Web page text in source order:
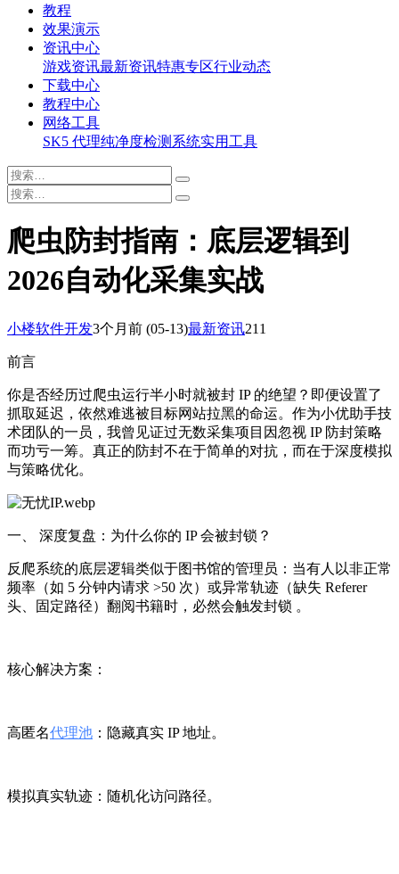
教程
效果演示
资讯中心
游戏资讯最新资讯特惠专区行业动态
下载中心
教程中心
网络工具
SK5 代理纯净度检测系统实用工具
爬虫防封指南：底层逻辑到
2026自动化采集实战
小楼软件开发3个月前 (05-13)最新资讯211
前言
你是否经历过爬虫运行半小时就被封 IP 的绝望？即便设置了
抓取延迟，依然难逃被目标网站拉黑的命运。作为小优助手技
术团队的一员，我曾见证过无数采集项目因忽视 IP 防封策略
而功亏一筹。真正的防封不在于简单的对抗，而在于深度模拟
与策略优化。
一、 深度复盘：为什么你的 IP 会被封锁？
反爬系统的底层逻辑类似于图书馆的管理员：当有人以非正常
频率（如 5 分钟内请求 >50 次）或异常轨迹（缺失 Referer
头、固定路径）翻阅书籍时，必然会触发封锁 。
核心解决方案：
高匿名代理池 ：隐藏真实 IP 地址。
模拟真实轨迹：随机化访问路径。